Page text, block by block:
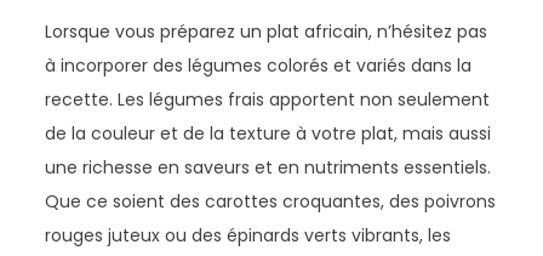
Lorsque vous préparez un plat africain, n’hésitez pas
à incorporer des légumes colorés et variés dans la
recette. Les légumes frais apportent non seulement
de la couleur et de la texture à votre plat, mais aussi
une richesse en saveurs et en nutriments essentiels.
Que ce soient des carottes croquantes, des poivrons
rouges juteux ou des épinards verts vibrants, les